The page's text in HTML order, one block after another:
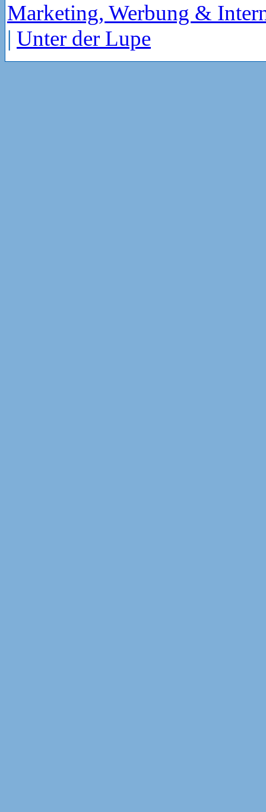
Marketing, Werbung &
| Unter der Lupe